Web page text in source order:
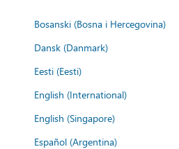
Bosanski (Bosna i Hercegovina)
Dansk (Danmark)
Eesti (Eesti)
English (International)
English (Singapore)
Español (Argentina)